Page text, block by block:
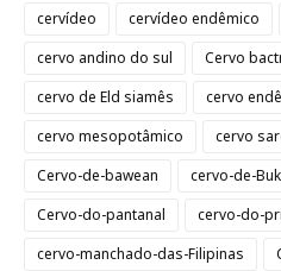
cervídeo
cervídeo endêmico
cervo andino do sul
Cervo
cervo de Eld siamês
cervo
cervo mesopotâmico
cervo
Cervo-de-bawean
cervo-de-
Cervo-do-pantanal
cervo-do-
cervo-manchado-das-Filipinas